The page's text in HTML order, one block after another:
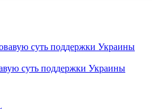
суть поддержки Украины